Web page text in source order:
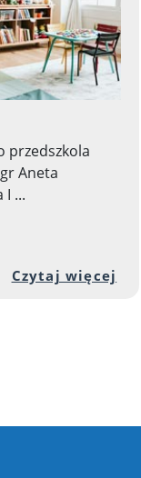
przedszkola
Aneta
...
Czytaj więcej